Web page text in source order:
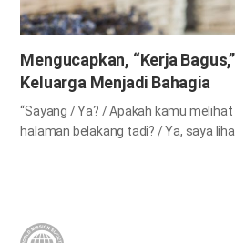
pendengar. “Saya mempercayaimu”
melakukan yang terbaik. “Jangan
baik saja!” meringankan beban pikiran
yang terbaik” meningkatkan harga diri
berdoa untukmu”…
Mengucapkan, “Kerja
Keluarga Menjadi Bahagia
“Sayang / Ya? / Apakah kamu
halaman belakang tadi? / Ya, saya
apa yang dilakukan oleh sang suami